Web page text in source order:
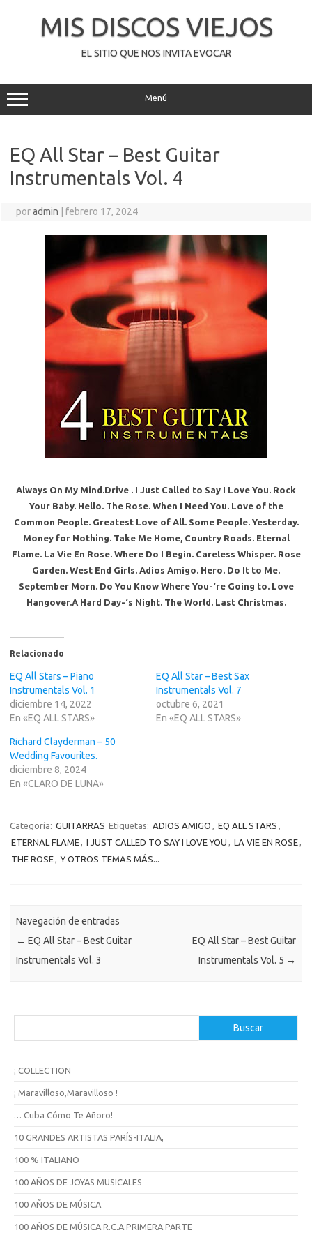
contenidoMIS DISCOS VIEJOS
EL SITIO QUE NOS INVITA EVOCAR
Menú
EQ All Star – Best Guitar
Instrumentals Vol. 4
poradmin febrero 17, 2024
Always On My Mind.Drive . I Just Called to Say I Love You. Rock
Your Baby. Hello. The Rose. When I Need You. Love of the
Common People. Greatest Love of All. Some People. Yesterday.
Money for Nothing. Take Me Home, Country Roads. Eternal
Flame. La Vie En Rose. Where Do I Begin. Careless Whisper. Rose
Garden. West End Girls. Adios Amigo. Hero. Do It to Me.
September Morn. Do You Know Where You-‘re Going to. Love
Hangover.A Hard Day-‘s Night. The World. Last Christmas.
Relacionado
EQ All Stars – Piano
Instrumentals Vol. 1
diciembre 14, 2022
En «EQ ALL STARS»
EQ All Star – Best Sax
Instrumentals Vol. 7
octubre 6, 2021
En «EQ ALL STARS»
Richard Clayderman – 50
Wedding Favourites.
diciembre 8, 2024
En «CLARO DE LUNA»
Categoría: GUITARRAS Etiquetas: ADIOS AMIGO , EQ ALL STARS ,
ETERNAL FLAME, I JUST CALLED TO SAY I LOVE YOU , LA VIE EN ROSE,
THE ROSE, Y OTROS TEMAS MÁS...
Navegación de entradas
← EQ All Star – Best Guitar
Instrumentals Vol. 3
EQ All Star – Best Guitar
Instrumentals Vol. 5 →
a
Buscar
¡ COLLECTION
¡ Maravilloso,Maravilloso !
… Cuba Cómo Te Añoro!
10 GRANDES ARTISTAS PARÍS-ITALIA,
100 % ITALIANO
100 AÑOS DE JOYAS MUSICALES
100 AÑOS DE MÚSICA
100 AÑOS DE MÚSICA R.C.A PRIMERA PARTE